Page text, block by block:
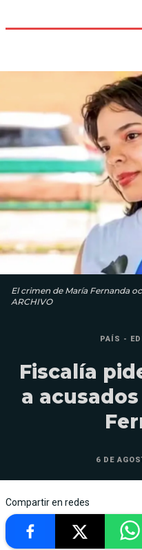
El crimen de María Fernanda
ARCHIVO
PAÍS -
Fiscalía
a
6 DE
Compartir en redes